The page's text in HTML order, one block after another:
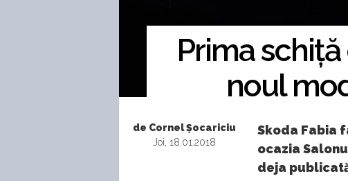
Prima
noul
de Cornel Șocariciu
Joi, 18.01.2018
Skoda Fabia
ocazia
deja